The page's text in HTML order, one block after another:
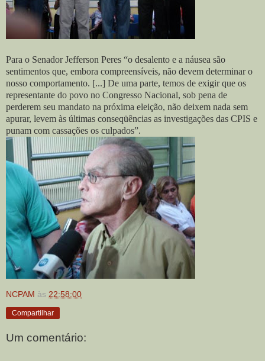
Para o Senador Jefferson Peres “o desalento e a náusea são
sentimentos que, embora compreensíveis, não devem determinar o
nosso comportamento. [...] De uma parte, temos de exigir que os
representante do povo no Congresso Nacional, sob pena de
perderem seu mandato na próxima eleição, não deixem nada sem
apurar, levem às últimas conseqüências as investigações das CPIS e
punam com cassações os culpados”.
NCPAM às 22:58:00
Compartilhar
Um comentário: